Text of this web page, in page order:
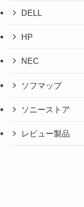
DELL
HP
NEC
ソフマップ
ソニーストア
レビュー製品